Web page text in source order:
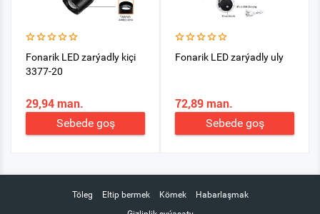
Fonarik LED zarýadly kiçi
3377-20
29,94 man.
Sebede goş
Fonarik LED zarýadly uly
72,89 man.
Sebede goş
Töleg Eltip bermek Kömek
Habarlaşmak